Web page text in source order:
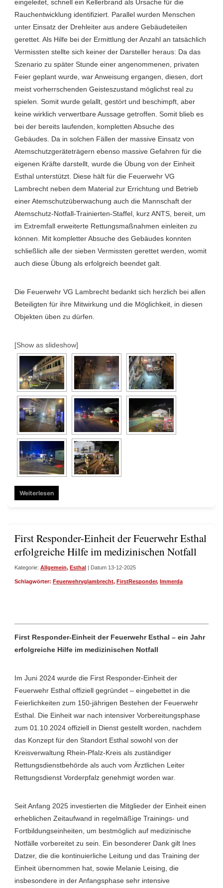
eingeleitet, schnell ein Kellerbrand als Ursache für die
Rauchentwicklung identifiziert. Parallel wurden Menschen
unter Einsatz der Drehleiter aus andere Gebäudeteilen
gerettet. Als Hilfe bei der Ermittlung der Anzahl an tatsächlich
Vermissten stellte sich keiner der Darsteller heraus: Da das
Szenario zu später Stunde einer angenommenen, privaten
Feier geplant wurde, war Anweisung ergangen, diesen, dort
meist vorherrschenden Geisteszustand möglichst real zu
spielen. Somit wurde gelallt, gestört und beschimpft, aber
keine wirklich verwertbare Aussage getroffen. Somit blieb es
bei der bereits laufenden, kompletten Absuche des
Gebäudes. Da in solchen Fällen der massive Einsatz von
Atemschutzgeräteträgern ebenso massive Gefahren für die
eigenen Kräfte darstellt, wurde die Übung von der Einheit
Esthal unterstützt. Diese hält für die Feuerwehr VG
Lambrecht neben dem Material zur Errichtung und Betrieb
einer Atemschutzüberwachung auch die Mannschaft der
Atemschutz-Notfall-Trainierten-Staffel, kurz ANTS, bereit, um
im Extremfall erweiterte Rettungsmaßnahmen einleiten zu
können. Mit kompletter Absuche des Gebäudes konnten
schließlich alle der sieben Vermissten gerettet werden, womit
auch diese Übung als erfolgreich beendet galt.
Die Feuerwehr VG Lambrecht bedankt sich herzlich bei allen
Beteiligten für ihre Mitwirkung und die Möglichkeit, in diesen
Objekten üben zu dürfen.
[Show as slideshow]
Weiterlesen
First Responder-Einheit der Feuerwehr Esthal –
erfolgreiche Hilfe im medizinischen Notfall
Kategorie: Allgemein, Esthal | Datum 13-12-2025
Schlagwörter: Feuerwehrvglambrecht, FirstResponder, Immerda
First Responder-Einheit der Feuerwehr Esthal – ein Jahr
erfolgreiche Hilfe im medizinischen Notfall
Im Juni 2024 wurde die First Responder-Einheit der
Feuerwehr Esthal offiziell gegründet – eingebettet in die
Feierlichkeiten zum 150-jährigen Bestehen der Feuerwehr
Esthal. Die Einheit war nach intensiver Vorbereitungsphase
zum 01.10.2024 offiziell in Dienst gestellt worden, nachdem
das Konzept für den Standort Esthal sowohl von der
Kreisverwaltung Rhein-Pfalz-Kreis als zuständiger
Rettungsdienstbehörde als auch vom Ärztlichen Leiter
Rettungsdienst Vorderpfalz genehmigt worden war.
Seit Anfang 2025 investierten die Mitglieder der Einheit einen
erheblichen Zeitaufwand in regelmäßige Trainings- und
Fortbildungseinheiten, um bestmöglich auf medizinische
Notfälle vorbereitet zu sein. Ein besonderer Dank gilt Ines
Datzer, die die kontinuierliche Leitung und das Training der
Einheit übernommen hat, sowie Melanie Leising, die
insbesondere in der Anfangsphase sehr intensive